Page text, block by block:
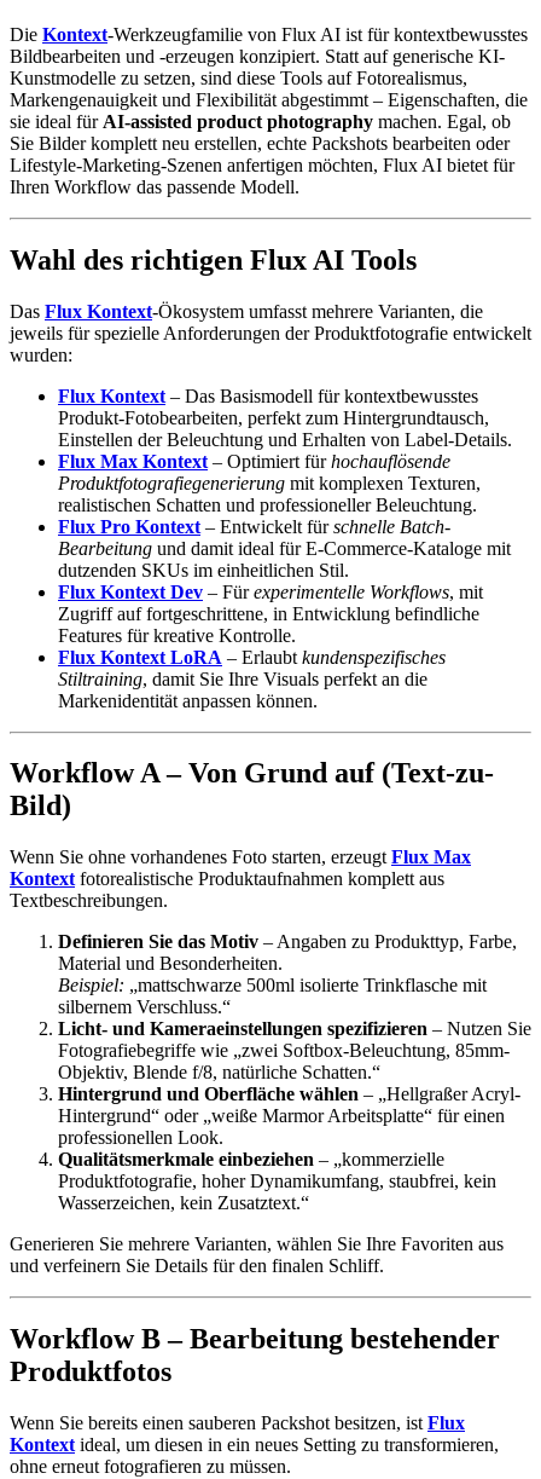
Die Kontext-Werkzeugfamilie von Flux AI ist für kontextbewusstes
Bildbearbeiten und -erzeugen konzipiert. Statt auf generische KI-
Kunstmodelle zu setzen, sind diese Tools auf Fotorealismus,
Markengenauigkeit und Flexibilität abgestimmt – Eigenschaften, die
sie ideal für AI-assisted product photography machen. Egal, ob
Sie Bilder komplett neu erstellen, echte Packshots bearbeiten oder
Lifestyle-Marketing-Szenen anfertigen möchten, Flux AI bietet für
Ihren Workflow das passende Modell.
Wahl des richtigen Flux AI Tools
Das Flux Kontext-Ökosystem umfasst mehrere Varianten, die
jeweils für spezielle Anforderungen der Produktfotografie entwickelt
wurden:
Flux Kontext – Das Basismodell für kontextbewusstes
Produkt-Fotobearbeiten, perfekt zum Hintergrundtausch,
Einstellen der Beleuchtung und Erhalten von Label-Details.
Flux Max Kontext – Optimiert fürhochauflösende
Produktfotografiegenerierung mit komplexen Texturen,
realistischen Schatten und professioneller Beleuchtung.
Flux Pro Kontext – Entwickelt fürschnelle Batch-
Bearbeitung und damit ideal für E-Commerce-Kataloge mit
dutzenden SKUs im einheitlichen Stil.
Flux Kontext Dev – Fürexperimentelle Workflows, mit
Zugriff auf fortgeschrittene, in Entwicklung befindliche
Features für kreative Kontrolle.
Flux Kontext LoRA – Erlaubt kundenspezifisches
Stiltraining, damit Sie Ihre Visuals perfekt an die
Markenidentität anpassen können.
Workflow A – Von Grund auf (Text-zu-
Bild)
Wenn Sie ohne vorhandenes Foto starten, erzeugt Flux Max
Kontext fotorealistische Produktaufnahmen komplett aus
Textbeschreibungen.
Definieren Sie das Motiv – Angaben zu Produkttyp, Farbe,
Material und Besonderheiten.
Beispiel: „mattschwarze 500ml isolierte Trinkflasche mit
silbernem Verschluss.“
Licht- und Kameraeinstellungen spezifizieren – Nutzen Sie
Fotografiebegriffe wie „zwei Softbox-Beleuchtung, 85mm-
Objektiv, Blende f/8, natürliche Schatten.“
Hintergrund und Oberfläche wählen – „Hellgraßer Acryl-
Hintergrund“ oder „weiße Marmor Arbeitsplatte“ für einen
professionellen Look.
Qualitätsmerkmale einbeziehen – „kommerzielle
Produktfotografie, hoher Dynamikumfang, staubfrei, kein
Wasserzeichen, kein Zusatztext.“
Generieren Sie mehrere Varianten, wählen Sie Ihre Favoriten aus
und verfeinern Sie Details für den finalen Schliff.
Workflow B – Bearbeitung bestehender
Produktfotos
Wenn Sie bereits einen sauberen Packshot besitzen, ist Flux
Kontext ideal, um diesen in ein neues Setting zu transformieren,
ohne erneut fotografieren zu müssen.